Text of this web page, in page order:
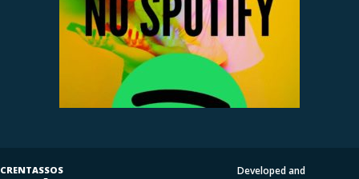
CRENTASSOS
Developed and